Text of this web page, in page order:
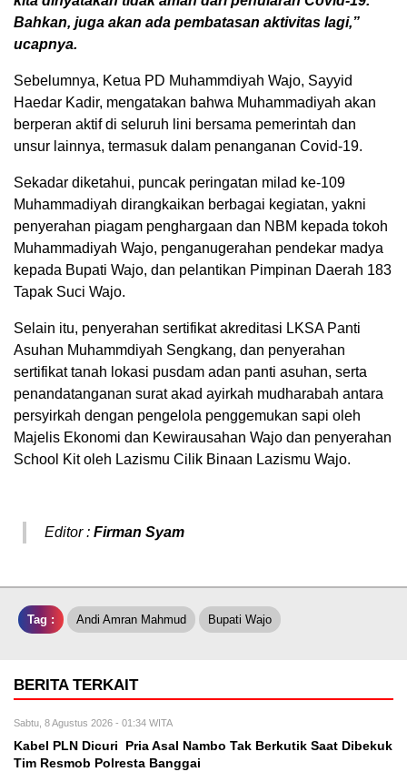
Bahkan, juga akan ada pembatasan aktivitas lagi,”
ucapnya.
Sebelumnya, Ketua PD Muhammdiyah Wajo, Sayyid
Haedar Kadir, mengatakan bahwa Muhammadiyah akan
berperan aktif di seluruh lini bersama pemerintah dan
unsur lainnya, termasuk dalam penanganan Covid-19.
Sekadar diketahui, puncak peringatan milad ke-109
Muhammadiyah dirangkaikan berbagai kegiatan, yakni
penyerahan piagam penghargaan dan NBM kepada tokoh
Muhammadiyah Wajo, penganugerahan pendekar madya
kepada Bupati Wajo, dan pelantikan Pimpinan Daerah 183
Tapak Suci Wajo.
Selain itu, penyerahan sertifikat akreditasi LKSA Panti
Asuhan Muhammdiyah Sengkang, dan penyerahan
sertifikat tanah lokasi pusdam adan panti asuhan, serta
penandatanganan surat akad ayirkah mudharabah antara
persyirkah dengan pengelola penggemukan sapi oleh
Majelis Ekonomi dan Kewirausahan Wajo dan penyerahan
School Kit oleh Lazismu Cilik Binaan Lazismu Wajo.
Editor : Firman Syam
Tag : Andi Amran Mahmud Bupati Wajo
BERITA TERKAIT
Sabtu, 8 Agustus 2026 - 01:34 WITA
Kabel PLN Dicuri Pria Asal Nambo Tak Berkutik Saat Dibekuk
Tim Resmob Polresta Banggai